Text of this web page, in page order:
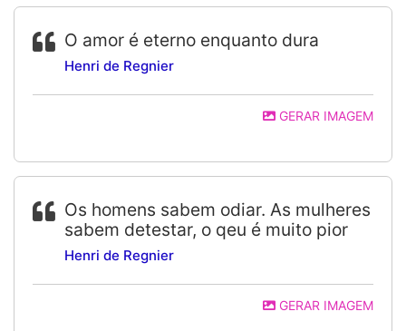
O amor é eterno enquanto dura
Henri de Regnier
GERAR IMAGEM
Os homens sabem odiar. As mulheres
sabem detestar, o qeu é muito pior
Henri de Regnier
GERAR IMAGEM